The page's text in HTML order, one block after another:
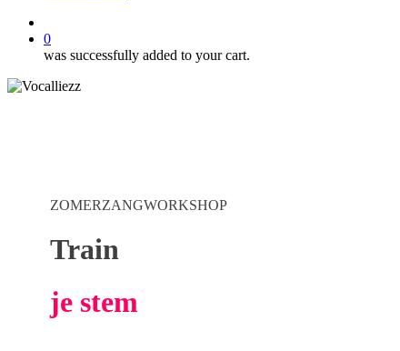
0
was successfully added to your cart.
ZOMERZANGWORKSHOP
Train
je stem